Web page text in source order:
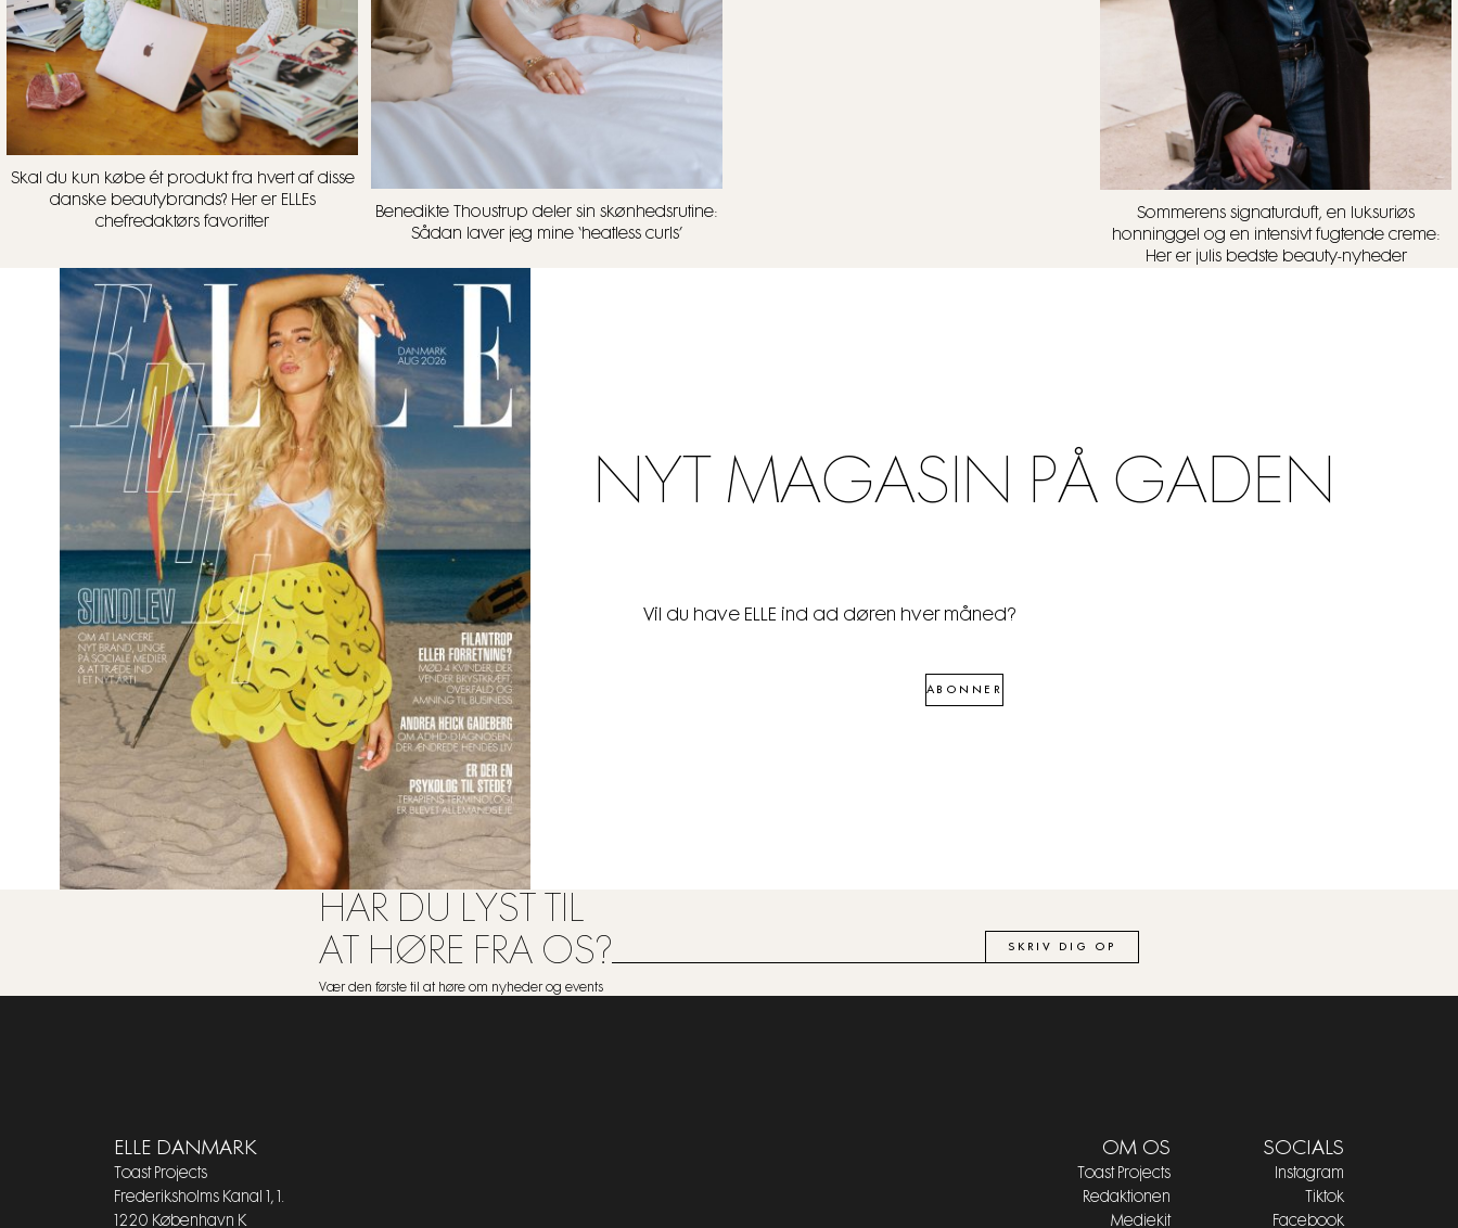
Skal du kun købe ét produkt fra hvert af disse
danske beautybrands? Her er ELLEs
chefredaktørs favoritter
Benedikte Thoustrup deler sin skønhedsrutine:
Sådan laver jeg mine ‘heatless curls’
Sommerens signaturduft, en luksuriøs
honninggel og en intensivt fugtende creme:
Her er julis bedste beauty-nyheder
NYT MAGASIN PÅ GADEN
Vil du have ELLE ind ad døren hver måned?
ABONNER
HAR DU LYST TIL
AT HØRE FRA OS?
Vær den første til at høre om nyheder og events
SKRIV DIG OP
ELLE DANMARK
Toast Projects
Frederiksholms Kanal 1, 1.
1220 København K
OM OS
Toast Projects
Redaktionen
Mediekit
SOCIALS
Instagram
Tiktok
Facebook